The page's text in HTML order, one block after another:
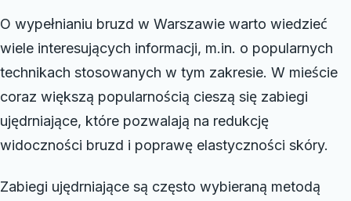
O wypełnianiu bruzd w Warszawie warto wiedzieć
wiele interesujących informacji, m.in. o popularnych
technikach stosowanych w tym zakresie. W mieście
coraz większą popularnością cieszą się zabiegi
ujędrniające, które pozwalają na redukcję
widoczności bruzd i poprawę elastyczności skóry.
Zabiegi ujędrniające są często wybieraną metodą